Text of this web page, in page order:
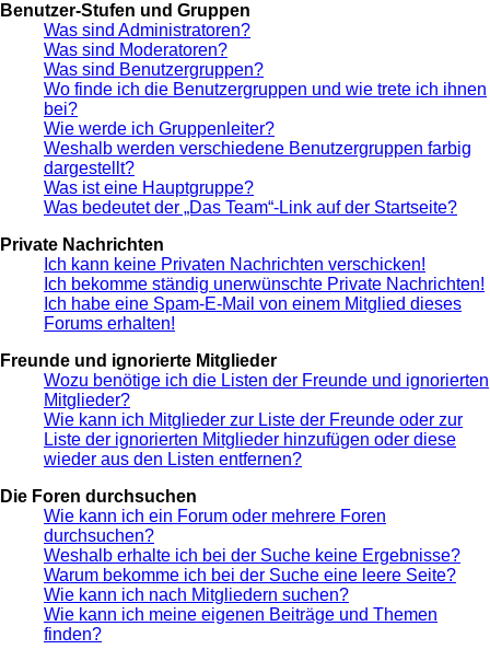
Benutzer-Stufen und Gruppen
Was sind Administratoren?
Was sind Moderatoren?
Was sind Benutzergruppen?
Wo finde ich die Benutzergruppen und wie trete ich ihnen
bei?
Wie werde ich Gruppenleiter?
Weshalb werden verschiedene Benutzergruppen farbig
dargestellt?
Was ist eine Hauptgruppe?
Was bedeutet der „Das Team“-Link auf der Startseite?
Private Nachrichten
Ich kann keine Privaten Nachrichten verschicken!
Ich bekomme ständig unerwünschte Private Nachrichten!
Ich habe eine Spam-E-Mail von einem Mitglied dieses
Forums erhalten!
Freunde und ignorierte Mitglieder
Wozu benötige ich die Listen der Freunde und ignorierten
Mitglieder?
Wie kann ich Mitglieder zur Liste der Freunde oder zur
Liste der ignorierten Mitglieder hinzufügen oder diese
wieder aus den Listen entfernen?
Die Foren durchsuchen
Wie kann ich ein Forum oder mehrere Foren
durchsuchen?
Weshalb erhalte ich bei der Suche keine Ergebnisse?
Warum bekomme ich bei der Suche eine leere Seite?
Wie kann ich nach Mitgliedern suchen?
Wie kann ich meine eigenen Beiträge und Themen
finden?